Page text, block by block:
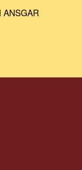
ANSGAR